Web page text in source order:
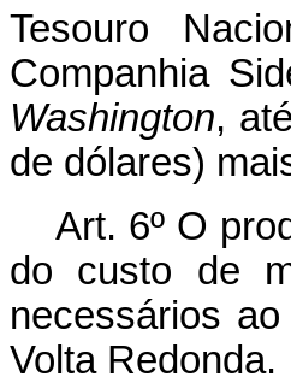
Tesouro
Companhia
Washington,
de dólares)
Art. 6º O
do custo de
necessários
Volta Redonda.